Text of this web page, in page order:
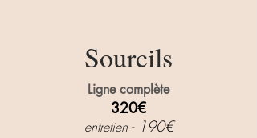
Sourcils
Ligne complète
320€
entretien -190€